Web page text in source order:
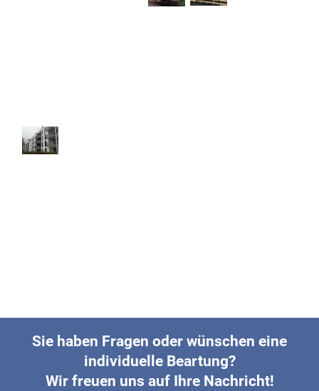
Sie haben Fragen oder wünschen eine
individuelle Beartung?
Wir freuen uns auf Ihre Nachricht!